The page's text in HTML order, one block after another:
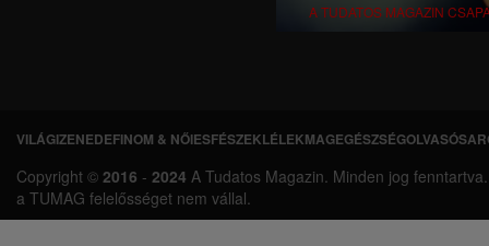
A TUDATOS MAGAZIN
L
á
VILÁGIZENEDEFINOM & NŐIESFÉSZEKLÉLEKMAGEGÉSZSÉG
Copyright © 2016 - 2024 A Tudatos Magazin. Minden jog
a TUMAG felelősséget nem vállal.